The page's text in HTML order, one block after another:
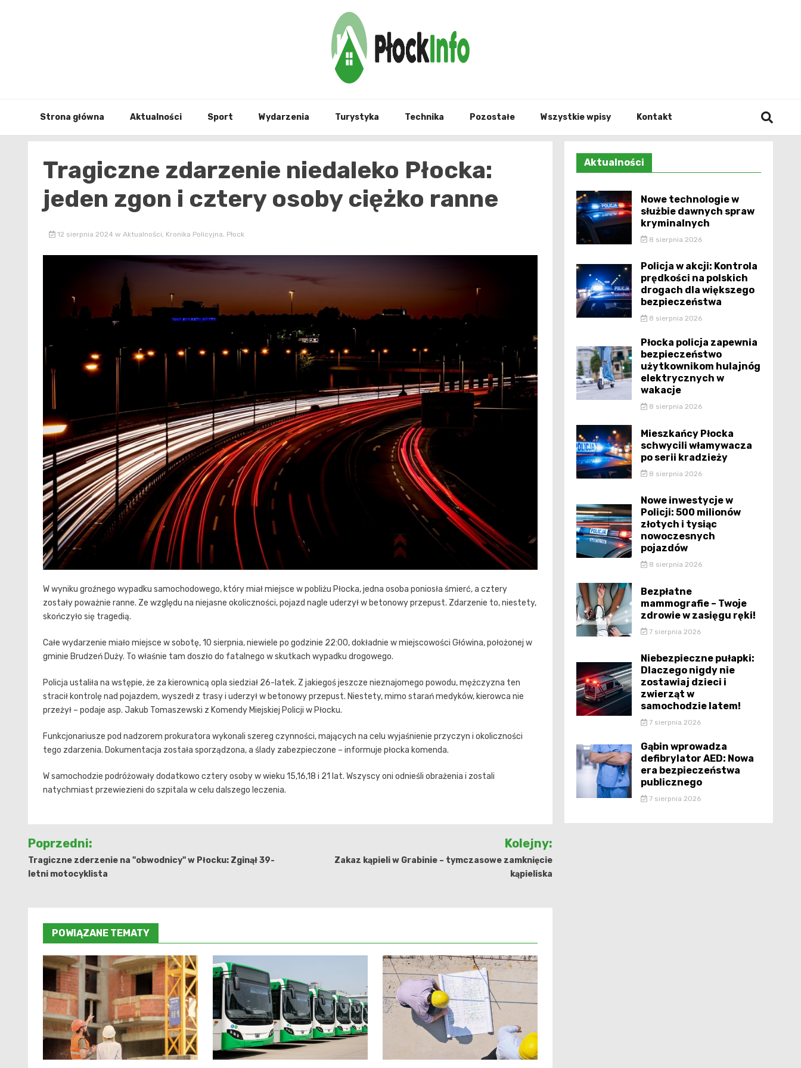
Strona główna Aktualności Sport Wydarzenia Turystyka Technika Pozostałe Wszystkie wpisy Kontakt
Tragiczne zdarzenie niedaleko Płocka:
jeden zgon i cztery osoby ciężko ranne
12 sierpnia 2024 w Aktualności, Kronika Policyjna, Płock
W wyniku groźnego wypadku samochodowego, który miał miejsce w pobliżu Płocka, jedna osoba poniosła śmierć, a cztery
zostały poważnie ranne. Ze względu na niejasne okoliczności, pojazd nagle uderzył w betonowy przepust. Zdarzenie to, niestety,
skończyło się tragedią.
Całe wydarzenie miało miejsce w sobotę, 10 sierpnia, niewiele po godzinie 22:00, dokładnie w miejscowości Główina, położonej w
gminie Brudzeń Duży. To właśnie tam doszło do fatalnego w skutkach wypadku drogowego.
Policja ustaliła na wstępie, że za kierownicą opla siedział 26-latek. Z jakiegoś jeszcze nieznajomego powodu, mężczyzna ten
stracił kontrolę nad pojazdem, wyszedł z trasy i uderzył w betonowy przepust. Niestety, mimo starań medyków, kierowca nie
przeżył – podaje asp. Jakub Tomaszewski z Komendy Miejskiej Policji w Płocku.
Funkcjonariusze pod nadzorem prokuratora wykonali szereg czynności, mających na celu wyjaśnienie przyczyn i okoliczności
tego zdarzenia. Dokumentacja została sporządzona, a ślady zabezpieczone – informuje płocka komenda.
W samochodzie podróżowały dodatkowo cztery osoby w wieku 15,16,18 i 21 lat. Wszyscy oni odnieśli obrażenia i zostali
natychmiast przewiezieni do szpitala w celu dalszego leczenia.
Nawigacja
wpisu
Poprzedni:
Tragiczne zderzenie na "obwodnicy" w Płocku: Zginął 39-
letni motocyklista
Kolejny:
Zakaz kąpieli w Grabinie – tymczasowe zamknięcie
kąpieliska
POWIĄZANE TEMATY
Aktualności
Nowe technologie w
służbie dawnych spraw
kryminalnych
8 sierpnia 2026
Policja w akcji: Kontrola
prędkości na polskich
drogach dla większego
bezpieczeństwa
8 sierpnia 2026
Płocka policja zapewnia
bezpieczeństwo
użytkownikom hulajnóg
elektrycznych w
wakacje
8 sierpnia 2026
Mieszkańcy Płocka
schwycili włamywacza
po serii kradzieży
8 sierpnia 2026
Nowe inwestycje w
Policji: 500 milionów
złotych i tysiąc
nowoczesnych
pojazdów
8 sierpnia 2026
Bezpłatne
mammografie – Twoje
zdrowie w zasięgu ręki!
7 sierpnia 2026
Niebezpieczne pułapki:
Dlaczego nigdy nie
zostawiaj dzieci i
zwierząt w
samochodzie latem!
7 sierpnia 2026
Gąbin wprowadza
defibrylator AED: Nowa
era bezpieczeństwa
publicznego
7 sierpnia 2026